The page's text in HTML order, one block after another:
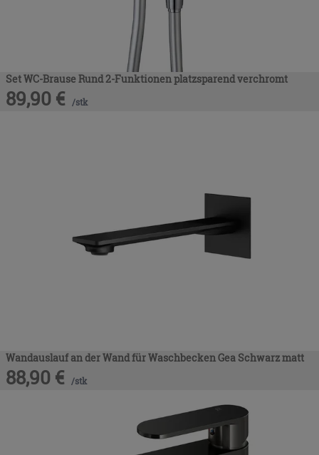
Set WC-Brause Rund 2-Funktionen platzsparend verchromt
89,90 € /stk
Wandauslauf an der Wand für Waschbecken Gea Schwarz matt
88,90 € /stk